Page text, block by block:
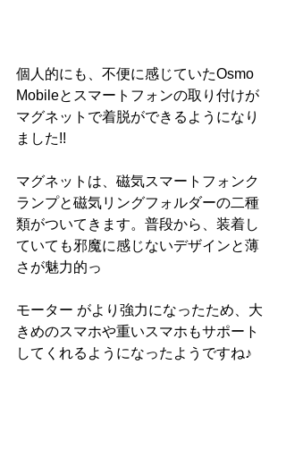
個人的にも、不便に感じていたOsmo
Mobileとスマートフォンの取り付けが
マグネットで着脱ができるようになり
ました!!
マグネットは、磁気スマートフォンク
ランプと磁気リングフォルダーの二種
類がついてきます。普段から、装着し
ていても邪魔に感じないデザインと薄
さが魅力的っ
モーター がより強力になったため、大
きめのスマホや重いスマホもサポート
してくれるようになったようですね♪